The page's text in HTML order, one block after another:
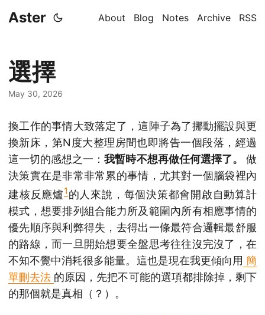
Aster About Blog Notes Archive RSS
選擇
May 30, 2026
換工作的事情大致落定了，這陣子為了挪動擺設與更
換新床，第N度大整理房間也即將告一個段落，經過
這一切的感想之一：我暫時不想再做任何選擇了。
做
決策實在是非常非常累的事情，尤其對一個腦袋裡內
建核反應爐1的人來說，每個決策都會開啟自動算計
模式，想要排列組合能力所及範圍內所有相應事情的
優先順序與利弊得失，去得出一條最符合邏輯最舒服
的路線，而一旦開始想要全盤思考往往沒完沒了，在
不知不覺中消耗很多能量。這也是現在我更傾向用 簡
單刪去法 的原因，先把不可能的選項都排除掉，剩下
的那個就是真相（？）。